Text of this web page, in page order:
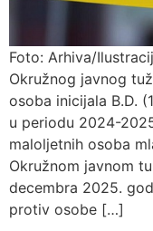
Foto: Arhiva/
Okružnog javnog
osoba inicijala B.D.
u periodu 2024-
maloljetnih osoba
Okružnom javnom
decembra 2025.
protiv osobe […]